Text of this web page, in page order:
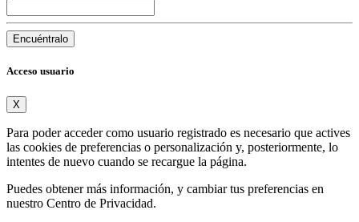
Encuéntralo
Acceso usuario
X
Para poder acceder como usuario registrado es necesario que actives
las cookies de preferencias o personalización y, posteriormente, lo
intentes de nuevo cuando se recargue la página.
Puedes obtener más información, y cambiar tus preferencias en
nuestro Centro de Privacidad.